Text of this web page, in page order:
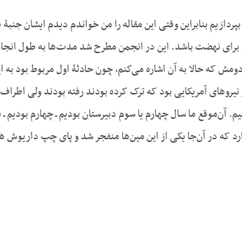
بنابراین وقتی این مقاله را من خواندم دیدم ایشان
برای نهضت باشد. این در انجمن مطرح شد مدت‌ها به طول
که حالا به آن اشاره می‌کنم، چون حادثۀ اول مربوط بود
نیروهای آمریکایی بود که ترک کرده بودند رفته بودند ولی
در آن‌جا یکی از این مین‌ها منفجر شد و پای چپ داریوش